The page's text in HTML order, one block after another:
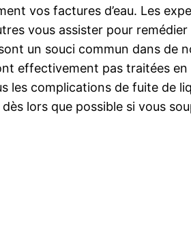
vos factures d’eau. Les
vous assister pour remédier
un souci commun dans de
effectivement pas traitées
complications de fuite de
lors que possible si vous